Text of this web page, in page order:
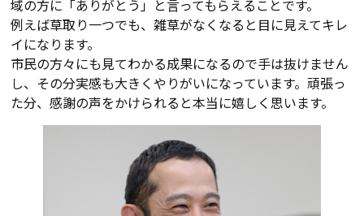
域の方に「ありがとう」と言ってもらえることです。
例えば草取り一つでも、雑草がなくなると目に見えてキレ
イになります。
市民の方々にも見てわかる成果になるので手は抜けません
し、その分実感も大きくやりがいになっています。頑張っ
た分、感謝の声をかけられると本当に嬉しく思います。